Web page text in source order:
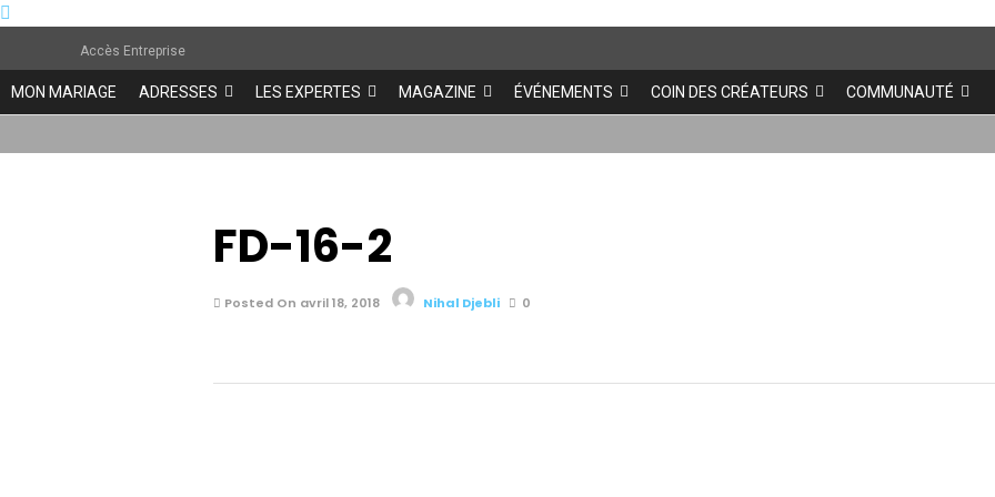
Accès Entreprise
MON MARIAGE ADRESSES LES EXPERTES MAGAZINE ÉVÉNEMENTS COIN DES CRÉATEURS COMMUNAUTÉ
FD-16-2
Posted On avril 18, 2018 Nihal Djebli 0